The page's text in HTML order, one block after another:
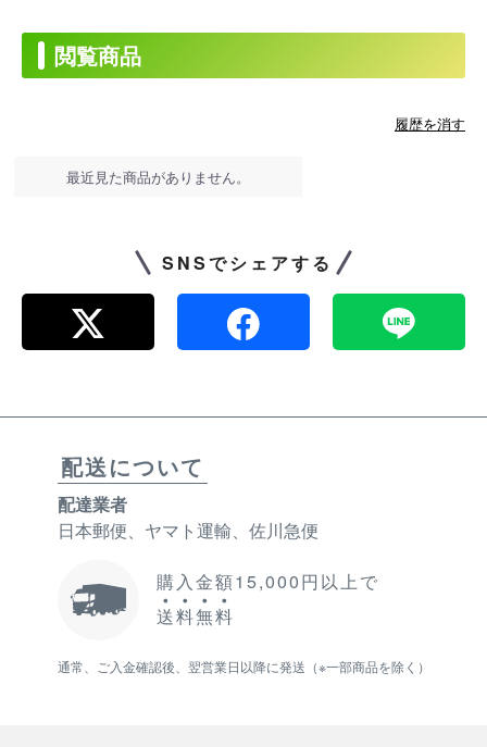
閲覧商品
履歴を消す
最近見た商品がありません。
SNSでシェアする
配送について
配達業者
日本郵便、ヤマト運輸、佐川急便
購入金額15,000円以上で
送料無料
通常、ご入金確認後、翌営業日以降に発送（※一部商品を除く）